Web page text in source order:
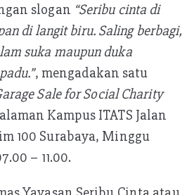
slogan “Seribu cinta di
di langit biru. Saling berbagi,
suka maupun duka
, mengadakan satu
Sale for Social Charity
Kampus ITATS Jalan
100 Surabaya, Minggu
– 11.00.